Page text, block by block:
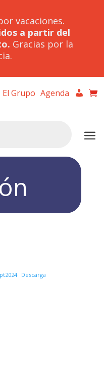
vacaciones.
a partir del
Gracias por la
El Grupo Agenda
Descarga